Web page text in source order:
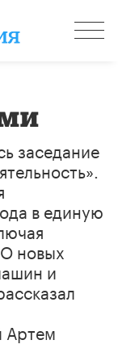
заседание
в единую
новых
и
Артем